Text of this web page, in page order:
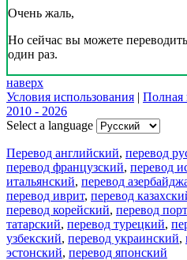
Очень жаль,
Но сейчас вы можете
один раз.
наверх
Условия использования | Полная
2010 - 2026
Select a language
Перевод английский, перевод
перевод французский, перевод
итальянский, перевод
перевод иврит, перевод
перевод корейский, перевод
татарский, перевод турецкий,
узбекский, перевод украинский,
эстонский, перевод японский